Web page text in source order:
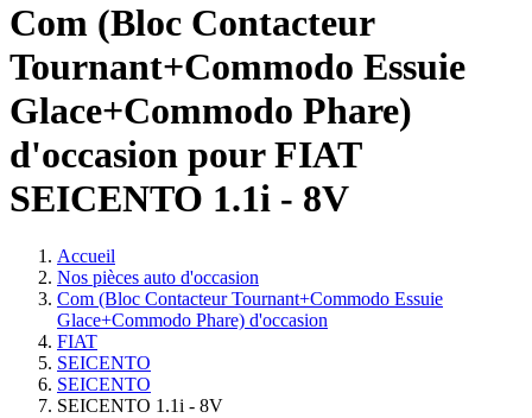
Com (Bloc Contacteur
Tournant+Commodo Essuie
Glace+Commodo Phare)
d'occasion pour FIAT
SEICENTO 1.1i - 8V
Accueil
Nos pièces auto d'occasion
Com (Bloc Contacteur Tournant+Commodo Essuie
Glace+Commodo Phare) d'occasion
FIAT
SEICENTO
SEICENTO
SEICENTO 1.1i - 8V